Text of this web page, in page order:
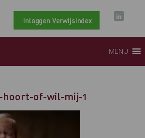
Inloggen Verwijsindex
MENU
hoort-of-wil-mij-1